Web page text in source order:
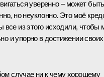
уверенно – может
но неуклонно. Это моё
из этого исходили, чтобы
и упорно в достижении своих
случае ни к чему хорошему